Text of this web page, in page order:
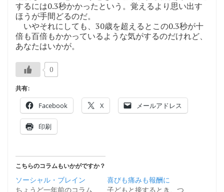
するには0.3秒かかったという。覚えるより思い出す
ほうが手間どるのだ。
いやそれにしても、30歳を超えるとこの0.3秒が十
倍も百倍もかかっているような気がするのだけれど、
あなたはいかが。
0
共有:
Facebook X メールアドレス
印刷
こちらのコラムもいかがですか？
ソーシャル・ブレイン
ちょうど一年前のコラム
喜びも痛みも報酬に
子どもと接するとき、つ